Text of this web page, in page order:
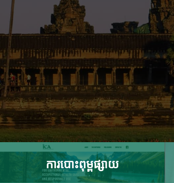
ការបោះពុម្ពផ្សាយ